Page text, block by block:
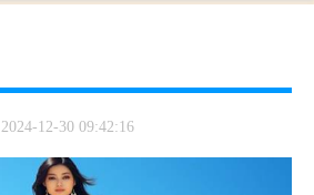
2024-12-30 09:42:16